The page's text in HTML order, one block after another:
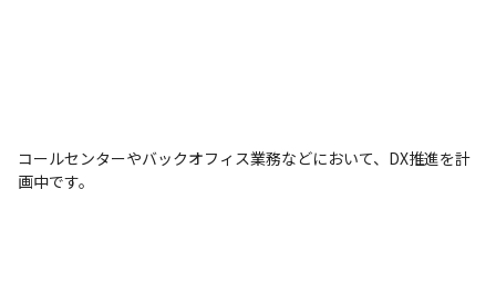
コールセンターやバックオフィス業務などにおいて、DX推進を計
画中です。